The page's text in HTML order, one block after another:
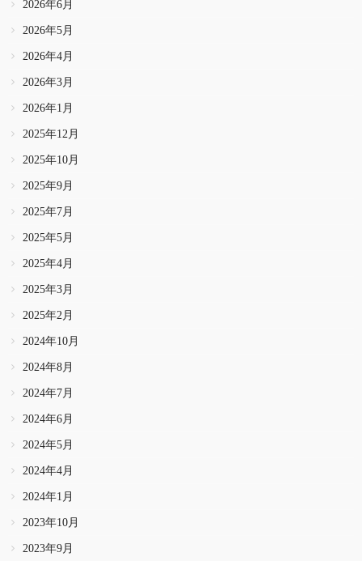
2026年6月
2026年5月
2026年4月
2026年3月
2026年1月
2025年12月
2025年10月
2025年9月
2025年7月
2025年5月
2025年4月
2025年3月
2025年2月
2024年10月
2024年8月
2024年7月
2024年6月
2024年5月
2024年4月
2024年1月
2023年10月
2023年9月